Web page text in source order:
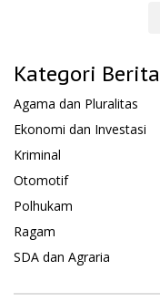
Kategori Berita
Agama dan Pluralitas
Ekonomi dan Investasi
Kriminal
Otomotif
Polhukam
Ragam
SDA dan Agraria